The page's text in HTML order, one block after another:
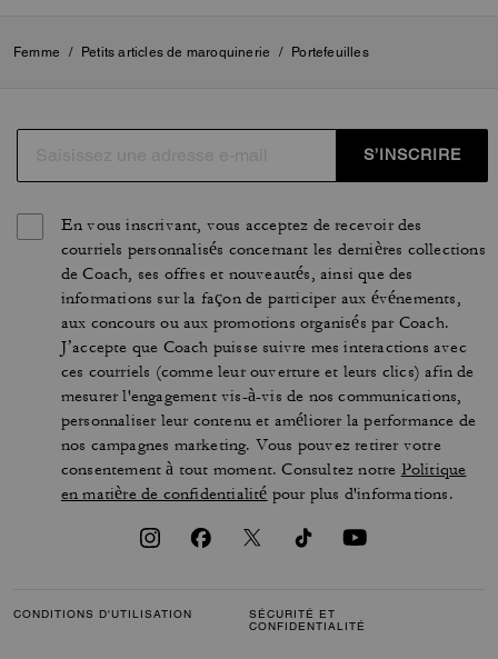
Femme / Petits articles de maroquinerie / Portefeuilles
S’INSCRIRE
En vous inscrivant, vous acceptez de recevoir des
courriels personnalisés concernant les dernières collections
de Coach, ses offres et nouveautés, ainsi que des
informations sur la façon de participer aux événements,
aux concours ou aux promotions organisés par Coach.
J’accepte que Coach puisse suivre mes interactions avec
ces courriels (comme leur ouverture et leurs clics) afin de
mesurer l'engagement vis-à-vis de nos communications,
personnaliser leur contenu et améliorer la performance de
nos campagnes marketing. Vous pouvez retirer votre
consentement à tout moment. Consultez notre Politique
en matière de confidentialité pour plus d'informations.
CONDITIONS D'UTILISATION
SÉCURITÉ ET
CONFIDENTIALITÉ